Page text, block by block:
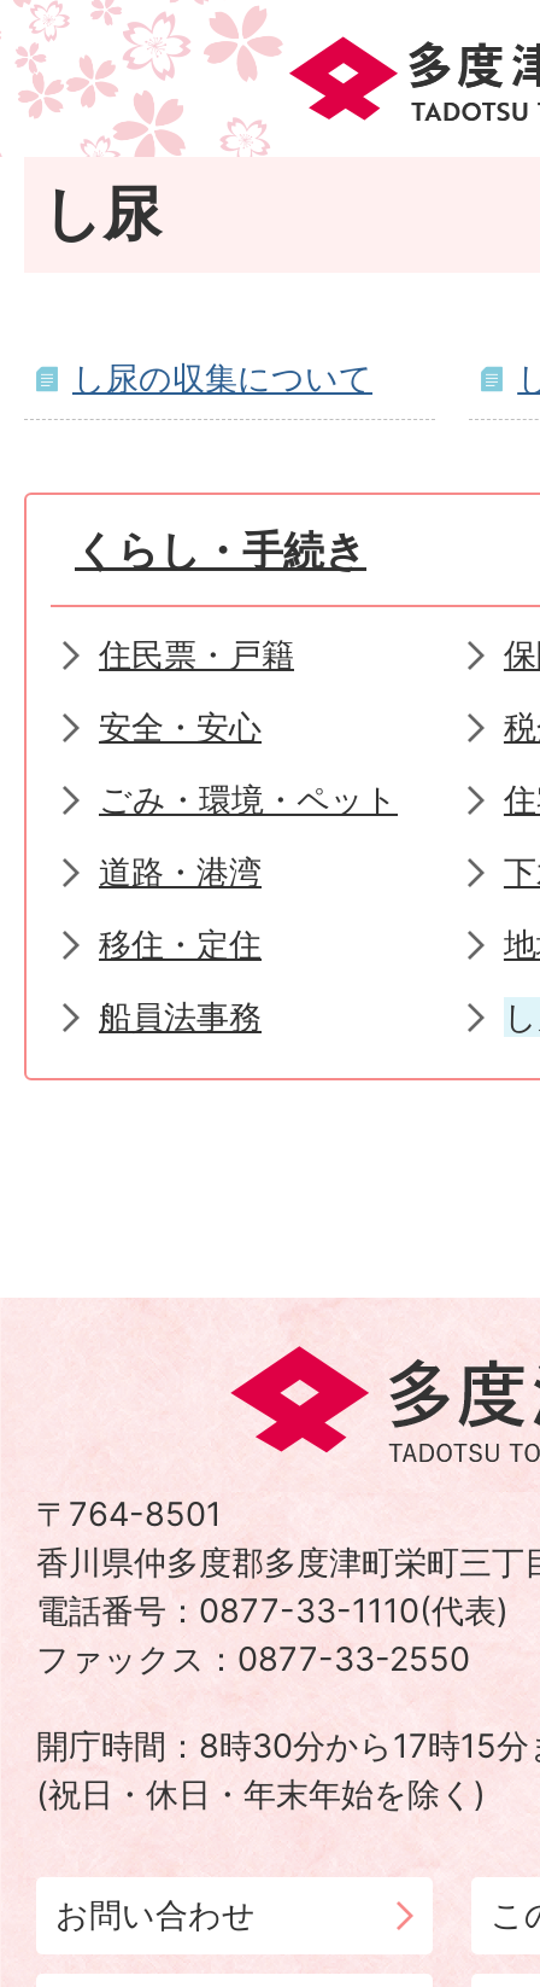
し尿
し尿の収集について
くらし・手続き
住民票・戸籍
安全・安心
ごみ・環境・ペット
道路・港湾
移住・定住
船員法事務
多
度
町
TADOTSU
TOWN
〒764-8501
香川県仲多度郡多度津町栄町三
電話番号：0877-33-1110(代表)
ファックス：0877-33-2550
開庁時間：8時30分から17時15分
(祝日・休日・年末年始を除く)
お問い合わせ こ